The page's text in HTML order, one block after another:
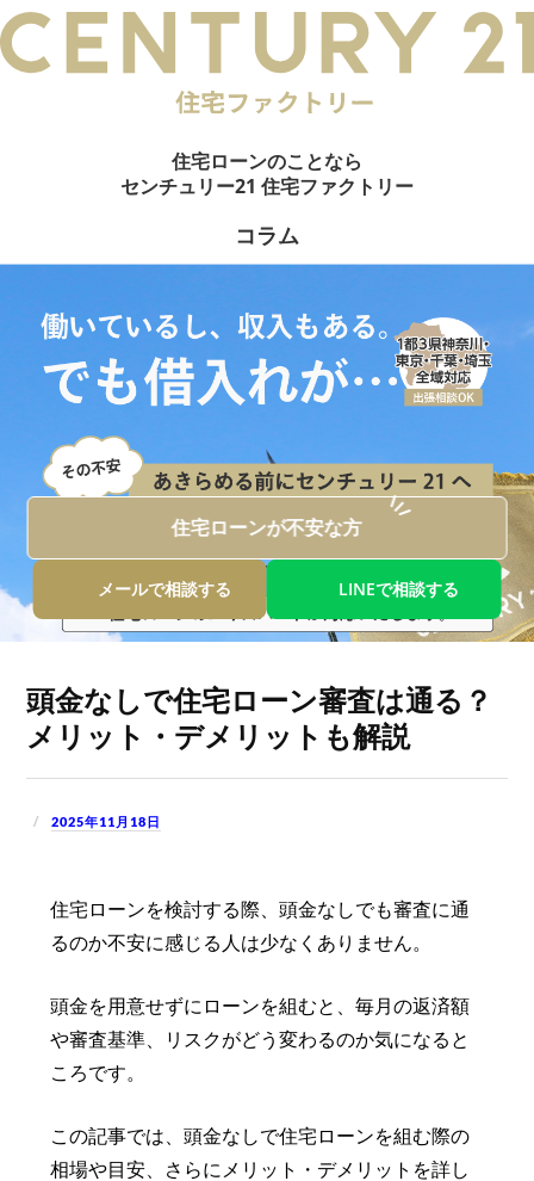
電話でご相談
メールでご相談
来店予約
LINEでお問い合わせ
お悩み例
統計データ
借入事例
住宅ローンの流れ
住宅ローン内緒話
住宅ローンコラム
会員特典
無料会員登録はこちら
ログイン
路線・駅から探す
学区から探す
MAP検索
おすすめ物件
当社運営方針
個人情報保護方針
お問い合わせ
サイトマップ
住宅ローンのことなら
センチュリー21 住宅ファクトリー
コラム
メールで相談する LINEで相談する
住宅ローンが不安な方
頭金なしで住宅ローン審査は通る？
メリット・デメリットも解説
2025年11月18日
住宅ローンを検討する際、頭金なしでも審査に通
るのか不安に感じる人は少なくありません。
頭金を用意せずにローンを組むと、毎月の返済額
や審査基準、リスクがどう変わるのか気になると
ころです。
この記事では、頭金なしで住宅ローンを組む際の
相場や目安、さらにメリット・デメリットを詳し